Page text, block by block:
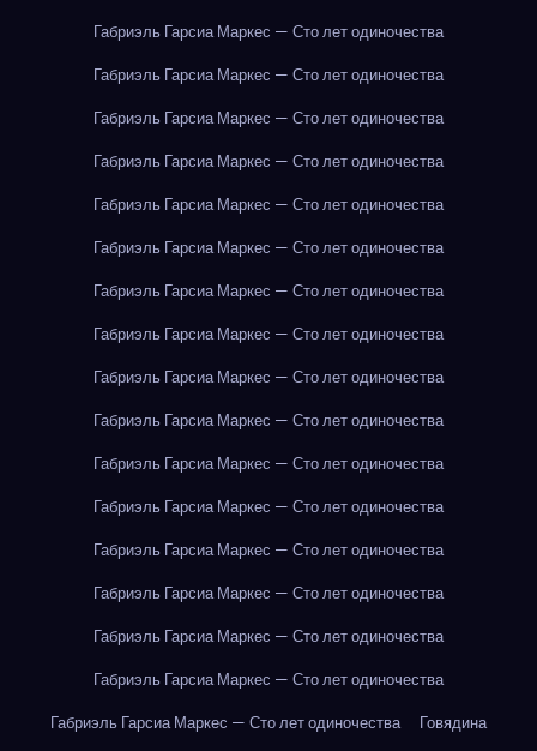
Габриэль Гарсиа Маркес — Сто лет одиночества
Габриэль Гарсиа Маркес — Сто лет одиночества
Габриэль Гарсиа Маркес — Сто лет одиночества
Габриэль Гарсиа Маркес — Сто лет одиночества
Габриэль Гарсиа Маркес — Сто лет одиночества
Габриэль Гарсиа Маркес — Сто лет одиночества
Габриэль Гарсиа Маркес — Сто лет одиночества
Габриэль Гарсиа Маркес — Сто лет одиночества
Габриэль Гарсиа Маркес — Сто лет одиночества
Габриэль Гарсиа Маркес — Сто лет одиночества
Габриэль Гарсиа Маркес — Сто лет одиночества
Габриэль Гарсиа Маркес — Сто лет одиночества
Габриэль Гарсиа Маркес — Сто лет одиночества
Габриэль Гарсиа Маркес — Сто лет одиночества
Габриэль Гарсиа Маркес — Сто лет одиночества
Габриэль Гарсиа Маркес — Сто лет одиночества
Габриэль Гарсиа Маркес — Сто лет одиночества
Говядина